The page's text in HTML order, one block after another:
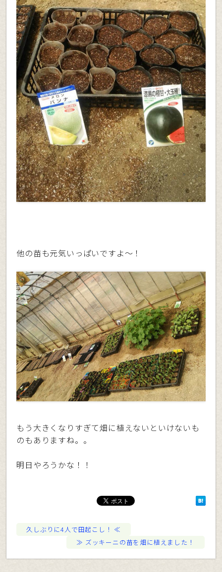
他の苗も元気いっぱいですよ〜！
もう大きくなりすぎて畑に植えないといけないも
のもありますね。。
明日やろうかな！！
久しぶりに4人で田起こし！
ズッキーニの苗を畑に植えました！